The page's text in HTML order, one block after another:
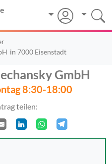
in 7000 Eisenstadt
GmbH
8:30-18:00
teilen: